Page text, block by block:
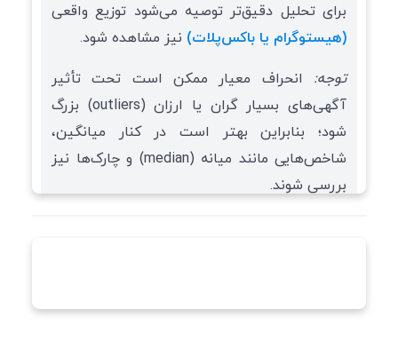
برای تحلیل دقیق‌تر توصیه می‌شود توزیع واقعی
(هیستوگرام یا باکس‌پلات) نیز مشاهده شود.
توجه: انحراف معیار ممکن است تحت تأثیر
آگهی‌های بسیار گران یا ارزان (outliers) بزرگ
شود؛ بنابراین بهتر است در کنار میانگین،
شاخص‌هایی مانند میانه (median) و چارک‌ها نیز
بررسی شوند.